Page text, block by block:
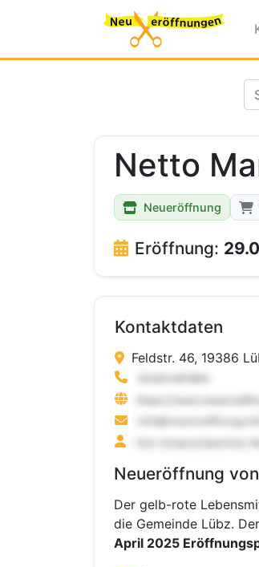
Netto
Neueröffnung
Eröffnung:
Kontaktdaten
Feldstr. 46, 19386
Neueröffnung
Der gelb-rote
die Gemeinde Lübz.
April 2025